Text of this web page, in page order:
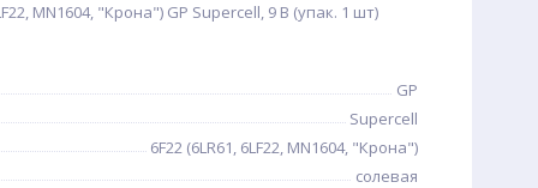
MN1604, "Крона") GP Supercell, 9 В (упак. 1 шт)
GP
Supercell
6F22 (6LR61, 6LF22, MN1604, "Крона")
солевая